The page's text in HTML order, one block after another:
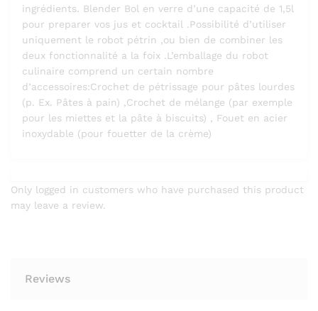
ingrédients. Blender Bol en verre d’une capacité de 1,5l
pour preparer vos jus et cocktail .Possibilité d’utiliser
uniquement le robot pétrin ,ou bien de combiner les
deux fonctionnalité a la foix .L’emballage du robot
culinaire comprend un certain nombre
d’accessoires:Crochet de pétrissage pour pâtes lourdes
(p. Ex. Pâtes à pain) ,Crochet de mélange (par exemple
pour les miettes et la pâte à biscuits) , Fouet en acier
inoxydable (pour fouetter de la crème)
Only logged in customers who have purchased this product
may leave a review.
Reviews